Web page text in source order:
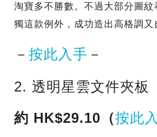
淘寶多不勝數。不過大部分圖
獨這款例外，成功造出高格調又
－ 按此入手 －
2. 透明星雲文件夾板
約 HK$29.10（按此